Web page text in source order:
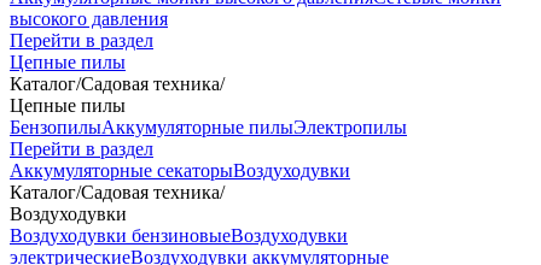
высокого давления
Перейти в раздел
Цепные пилы
Каталог/Садовая техника/
Цепные пилы
БензопилыАккумуляторные пилыЭлектропилы
Перейти в раздел
Аккумуляторные секаторыВоздуходувки
Каталог/Садовая техника/
Воздуходувки
Воздуходувки бензиновыеВоздуходувки
электрическиеВоздуходувки аккумуляторные